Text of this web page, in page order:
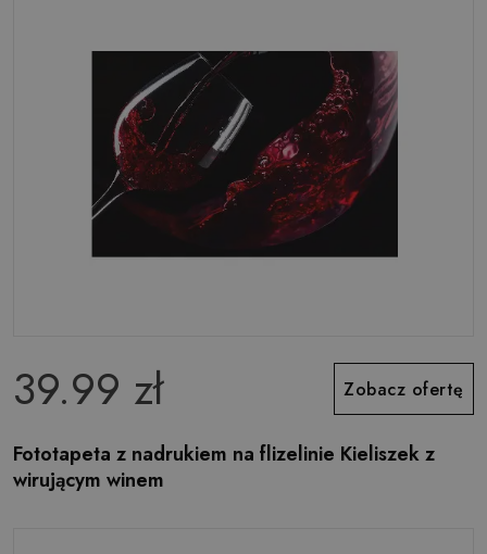
39.99 zł Zobacz ofertę
Fototapeta z nadrukiem na flizelinie Kieliszek z
wirującym winem